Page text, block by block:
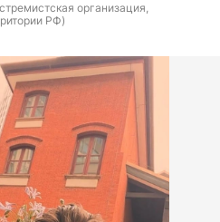
организация,
РФ)